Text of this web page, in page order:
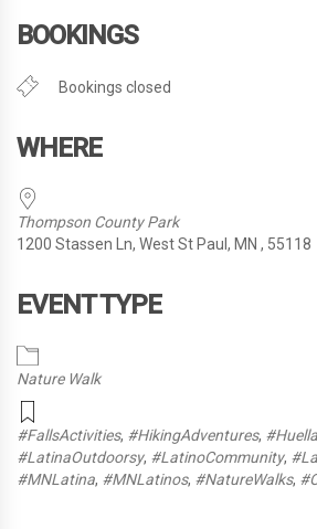
BOOKINGS
Bookings closed
WHERE
Thompson County Park
1200 Stassen Ln, West St Paul, MN , 55118
EVENT TYPE
Nature Walk
#FallsActivities, #HikingAdventures,
#LatinaOutdoorsy, #LatinoCommunity,
#MNLatina, #MNLatinos, #NatureWalks,